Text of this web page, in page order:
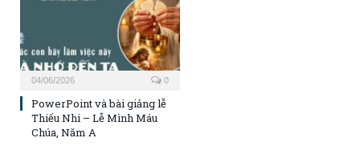
04/06/2026 0
PowerPoint và bài giảng lễ
Thiếu Nhi – Lễ Mình Máu
Chúa, Năm A